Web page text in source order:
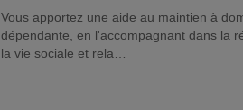
Vous apportez une aide au maintien à
dépendante, en l'accompagnant dans la
la vie sociale et rela…